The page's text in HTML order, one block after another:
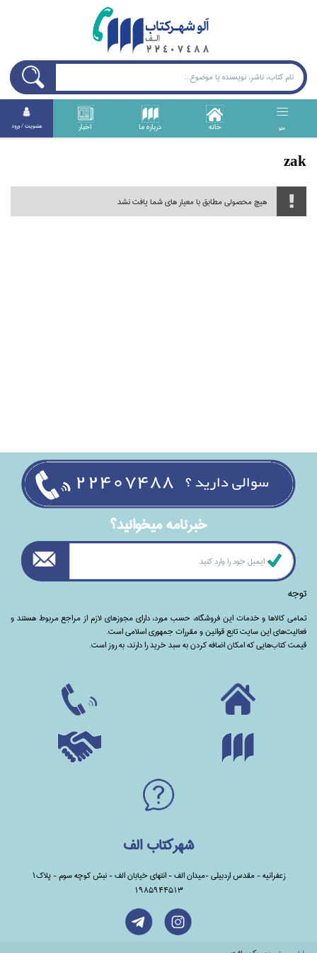
منو خانه درباره ما اخبار عضويت / ورود
zak
هیچ محصولی مطابق با معیار های شما یافت نشد
خبرنامه ميخوانيد؟
توجه
تمامی‌ کالاها و خدمات این فروشگاه، حسب مورد،‌ دارای مجوزهای لازم از مراجع مربوط هستند ‌و‌‌
فعالیت‌های این سایت تابع قوانین و مقررات جمهوری اسلامی است.
قیمت کتاب‌هایی که امکان اضافه کردن به سبد خرید را دارند،‌ به روز است.
شهرکتاب الف
زعفرانیه - مقدس اردبیلی -میدان الف - انتهای خیابان الف - نبش کوچه سوم - پلاک1
1985944513